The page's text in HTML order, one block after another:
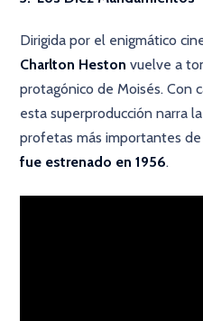
Dirigida por el enigmático
Charlton Heston vuelve a
protagónico de Moisés. Con
esta superproducción narra
profetas más importantes
fue estrenado en 1956.